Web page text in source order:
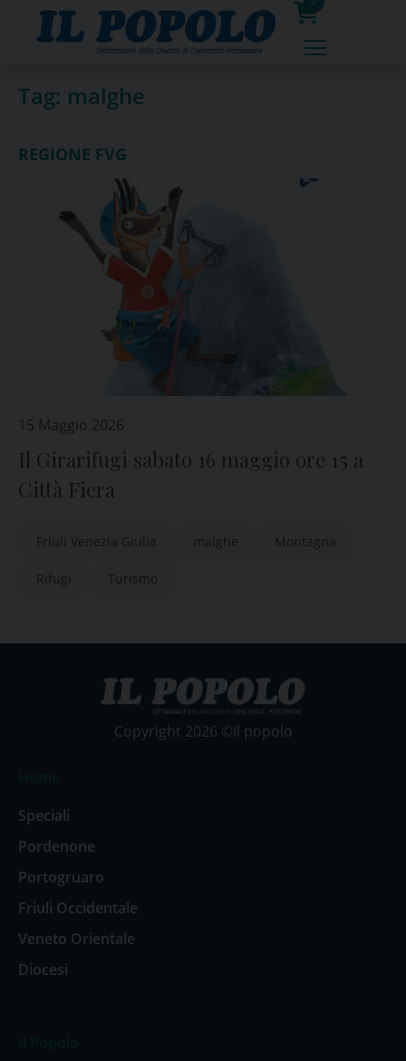
0
prodotti
Tag: malghe
REGIONE FVG
15 Maggio 2026
Il Girarifugi sabato 16 maggio ore 15 a
Città Fiera
Friuli Venezia Giulia malghe Montagna
Rifugi Turismo
Copyright 2026 ©Il popolo
Speciali
Pordenone
Portogruaro
Friuli Occidentale
Veneto Orientale
Diocesi